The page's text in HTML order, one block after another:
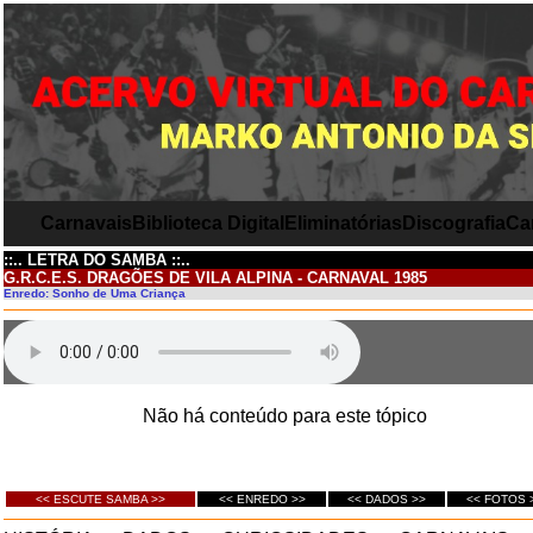
Carnavais Biblioteca Digital Eliminatórias Discografia
::.. LETRA DO SAMBA ::..
G.R.C.E.S. DRAGÕES DE VILA ALPINA - CARNAVAL 1985
Enredo: Sonho de Uma Criança
Não há conteúdo para este tópico
<< ESCUTE SAMBA >> << ENREDO >> << DADOS >> << FOTOS